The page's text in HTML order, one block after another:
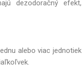
dezodoračný efekt,
alebo viac jednotiek